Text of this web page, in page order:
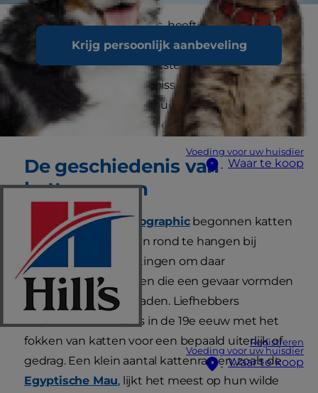
Krijg persoonlijk aanbeveling
Voeding voor uw huisdier
Waar te koop
Registreren
Voeding voor uw huisdier
Waar te koop
Hoewel jouw kat uniek is, heeft ze verschillende
overeenkomsten met andere katten van
hetzelfde ras. Haar gespitste oren, gouden ogen
of harde gemiauw zijn misschien wel afkomstig
van een raszuivere voorouder. Maar hoeveel
kattenrassen bestaan er eigenlijk?
De geschiedenis van
kattenrassen
VolgensNational Geographicbegonnen katten
zo'n 8000 jaar geleden rond te hangen bij
menselijke nederzettingen om daar
knaagdieren te vangen die een gevaar vormden
voor onze graanvoorraden. Liefhebbers
begonnen echter pas in de 19e eeuw met het
fokken van katten voor een bepaald uiterlijk of
gedrag. Een klein aantal kattenrassen, zoals de
Egyptische Mau, lijkt het meest op hun wilde